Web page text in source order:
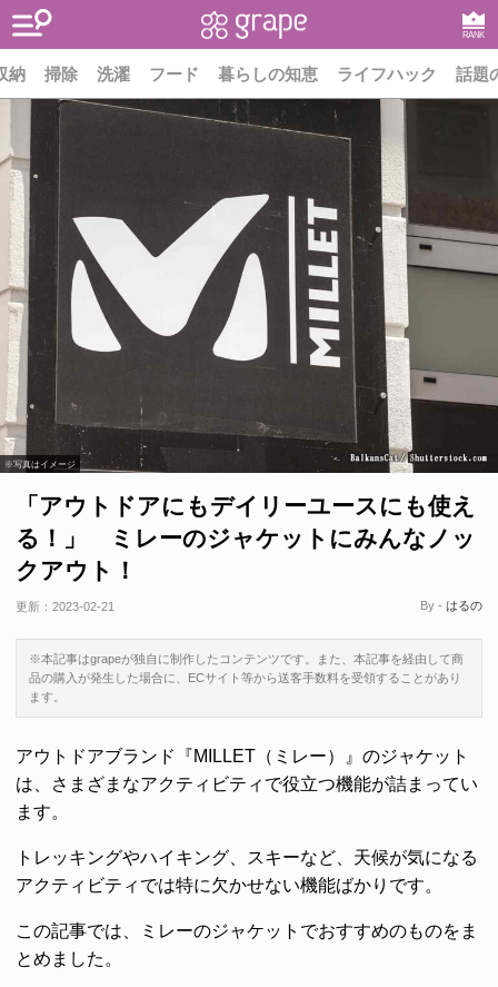
RANK
納 掃除 洗濯 フード 暮らしの知恵 ライフハック 話題
※写真はイメージ
「アウトドアにもデイリーユースにも使え
る！」 ミレーのジャケットにみんなノッ
クアウト！
更新： 2023-02-21 By - はるの
※本記事はgrapeが独自に制作したコンテンツです。また、本記事を経由して商
品の購入が発生した場合に、ECサイト等から送客手数料を受領することがあり
ます。
アウトドアブランド『MILLET（ミレー）』のジャケット
は、さまざまなアクティビティで役立つ機能が詰まってい
ます。
トレッキングやハイキング、スキーなど、天候が気になる
アクティビティでは特に欠かせない機能ばかりです。
この記事では、ミレーのジャケットでおすすめのものをま
とめました。